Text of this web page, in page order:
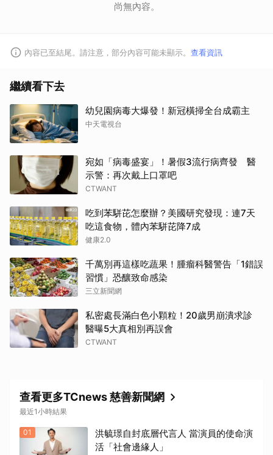
尚無內容。
內容已至結尾。請注意，部分內容可能未顯示。 查看資訊
繼續看下去
幼兒園病毒大爆發！新冠橫掃全台成霸主
中天電視台
宛如「病毒盛宴」！暑假3流行病齊發 醫
示警：再次戴上口罩吧
CTWANT
吃到苯駢芘怎麼辦？美國研究發現：連7天
吃這食物，體內苯駢芘降7成
健康2.0
千萬別再這樣吃蔬果！腫瘤科醫警告「1錯誤
習慣」恐釀致命感染
三立新聞網
私密處長滿白色小顆粒！20歲男崩潰求診
醫曝5大真相別再誤會
CTWANT
查看更多TCnews 慈善新聞網
最近1小時結果
01
洪毓璟自封底層代言人 當演員的使命演
活「社會邊緣人」